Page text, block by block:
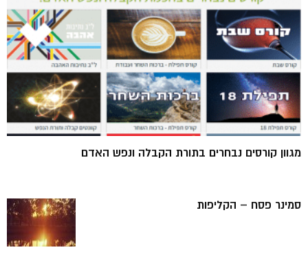
מגוון קורסים נבחרים בתורת הקבלה ונפש האדם
סמינר פסח – הקליפות